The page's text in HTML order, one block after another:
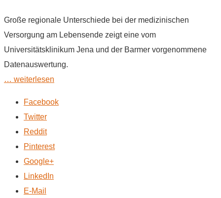
Große regionale Unterschiede bei der medizinischen
Versorgung am Lebensende zeigt eine vom
Universitätsklinikum Jena und der Barmer vorgenommene
Datenauswertung.
… weiterlesen
Facebook
Twitter
Reddit
Pinterest
Google+
LinkedIn
E-Mail